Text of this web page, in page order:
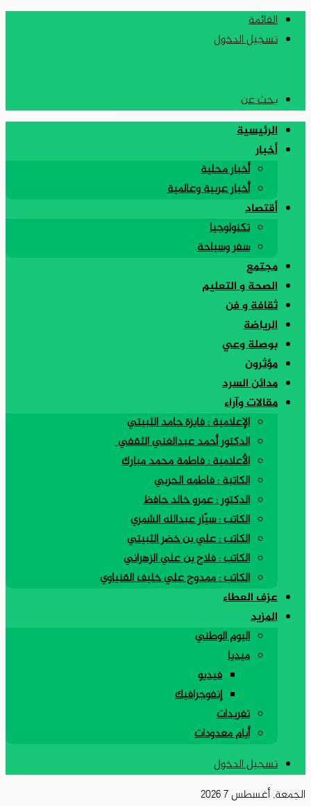
القائمة
تسجيل الدخول
بحث عن
الرئيسية
أخبار
أخبار محلية
أخبار عربية وعالمية
أقتصاد
تكنولوجيا
سفر وسياحة
مجتمع
الصحة و التعليم
ثقافة و فن
الرياضة
بوصلة وعي
مؤثرون
مدائن السرد
مقالات وآراء
الإعلامية : فايزة حامد الثبيتي
الدكتور أحمد عبدالغني الثقفي
الأعلامية : فاطمة محمد مبارك
الكاتبة : فاطمه الحربي
الدكتور : عمرو خالد حافظ
الكاتب : سيّار عبدالله الشمري
الكاتب : علي بن خضر الثبيتي
الكاتب : فلاح بن علي الزهراني
الكاتب : ممدوح علي خليف القنياوي
عزف العطاء
المزيد
اليوم الوطني
ميديا
فيديو
إنفوجرافيك
تغريدات
أيام معدودات
تسجيل الدخول
الجمعة, أغسطس 7 2026